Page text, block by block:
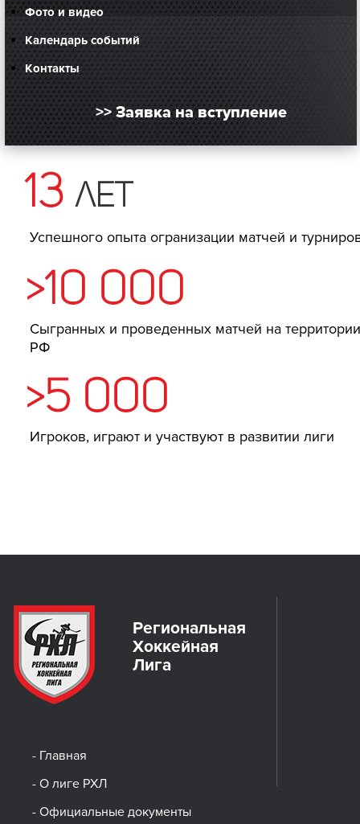
Фото и видео
Календарь событий
Контакты
>> Заявка на вступление
13лет
Успешного опыта огранизации матчей и
>10 000
Сыгранных и проведенных матчей на
РФ
>5 000
Игроков, играют и участвуют в развитии лиги
Региональная
Хоккейная
Лига
- Главная
- О лиге РХЛ
- Официальные документы